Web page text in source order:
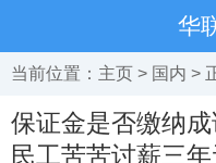
华
当前位置： 主页 > 国内 >
保证金是否缴纳
民工苦苦讨薪三